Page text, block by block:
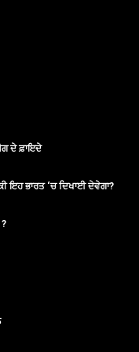
ਦੇ ਫ਼ਾਇਦੇ
ਇਹ ਭਾਰਤ ‘ਚ ਦਿਖਾਈ ਦੇਵੇਗਾ?